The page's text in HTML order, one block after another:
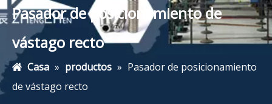
Pasador de posicionamiento de
vástago recto
Casa » productos » Pasador de posicionamiento
de vástago recto